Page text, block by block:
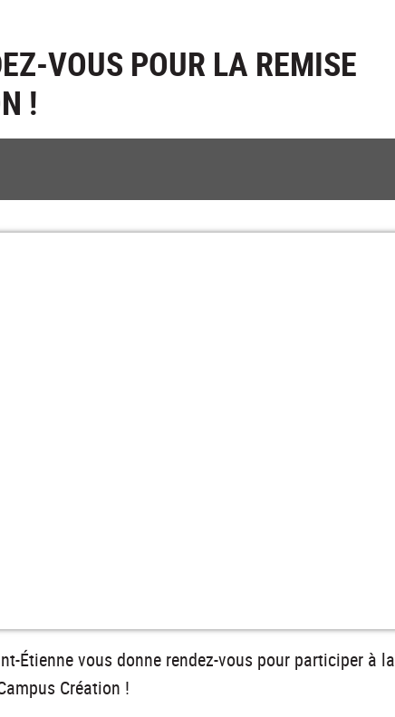
VOUS POUR LA REMISE
!
Étienne vous donne rendez-vous pour participer à la
Création !